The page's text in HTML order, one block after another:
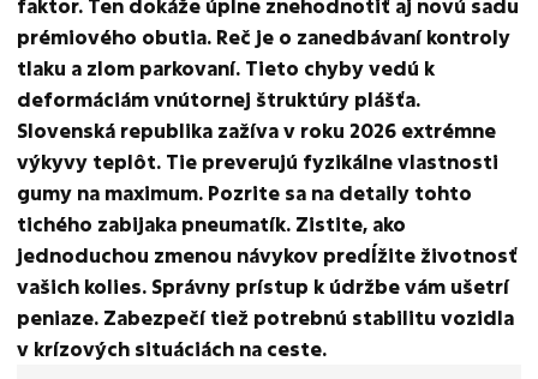
faktor. Ten dokáže úplne znehodnotiť aj novú sadu
prémiového obutia. Reč je o zanedbávaní kontroly
tlaku a zlom parkovaní. Tieto chyby vedú k
deformáciám vnútornej štruktúry plášťa.
Slovenská republika zažíva v roku 2026 extrémne
výkyvy teplôt. Tie preverujú fyzikálne vlastnosti
gumy na maximum. Pozrite sa na detaily tohto
tichého zabijaka pneumatík. Zistite, ako
jednoduchou zmenou návykov predĺžite životnosť
vašich kolies. Správny prístup k údržbe vám ušetrí
peniaze. Zabezpečí tiež potrebnú stabilitu vozidla
v krízových situáciách na ceste.